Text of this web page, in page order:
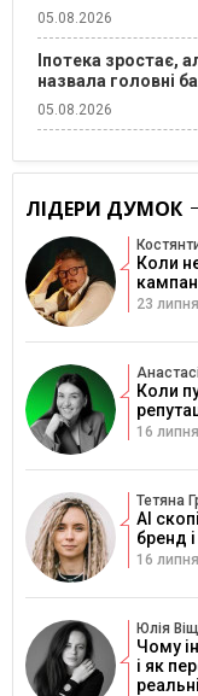
05.08.2026
Іпотека зростає,
назвала головні
05.08.2026
ЛІДЕРИ ДУМОК
Коли
23
Коли
16
Тетяна
AI
бренд
16
Юлія
Чому
і як